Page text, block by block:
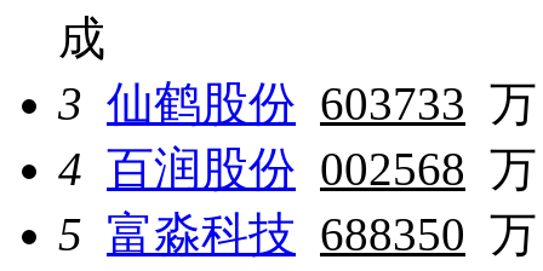
成
3 仙鹤股份 603733 万
4 百润股份 002568 万
5 富淼科技 688350 万